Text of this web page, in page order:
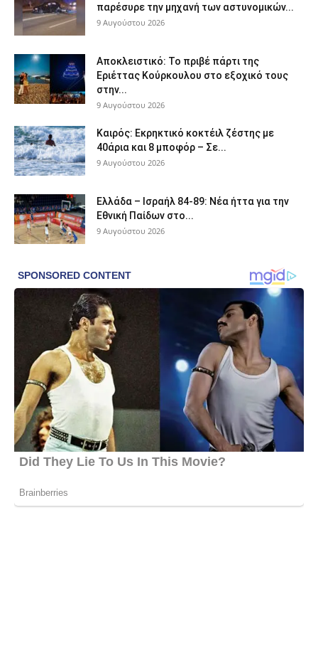
παρέσυρε την μηχανή των αστυνομικών...
9 Αυγούστου 2026
Αποκλειστικό: Το πριβέ πάρτι της
Εριέττας Κούρκουλου στο εξοχικό τους
στην...
9 Αυγούστου 2026
Καιρός: Εκρηκτικό κοκτέιλ ζέστης με
40άρια και 8 μποφόρ – Σε...
9 Αυγούστου 2026
Ελλάδα – Ισραήλ 84-89: Νέα ήττα για την
Εθνική Παίδων στο...
9 Αυγούστου 2026